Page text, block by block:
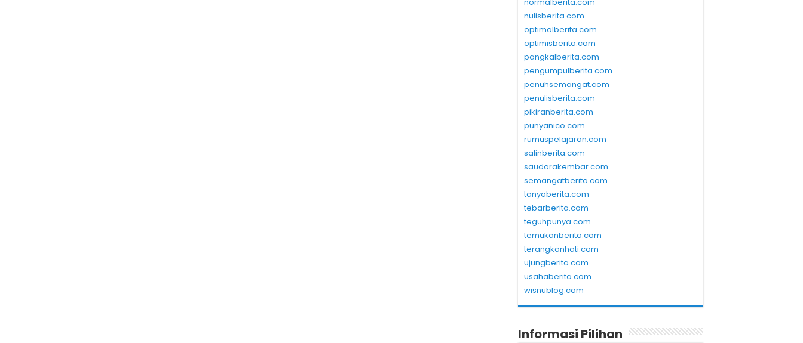
nulisberita.com
optimalberita.com
optimisberita.com
pangkalberita.com
pengumpulberita.com
penuhsemangat.com
penulisberita.com
pikiranberita.com
punyanico.com
rumuspelajaran.com
salinberita.com
saudarakembar.com
semangatberita.com
tanyaberita.com
tebarberita.com
teguhpunya.com
temukanberita.com
terangkanhati.com
ujungberita.com
usahaberita.com
wisnublog.com
Informasi Pilihan